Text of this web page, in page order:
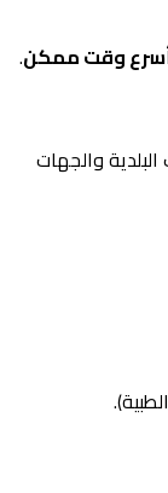
وقت ممكن.
والجهات